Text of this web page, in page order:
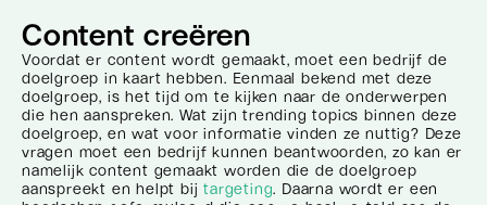
Content creëren
Voordat er content wordt gemaakt, moet een bedrijf de
doelgroep in kaart hebben. Eenmaal bekend met deze
doelgroep, is het tijd om te kijken naar de onderwerpen
die hen aanspreken. Wat zijn trending topics binnen deze
doelgroep, en wat voor informatie vinden ze nuttig? Deze
vragen moet een bedrijf kunnen beantwoorden, zo kan er
namelijk content gemaakt worden die de doelgroep
aanspreekt en helpt bijtargeting. Daarna wordt er een